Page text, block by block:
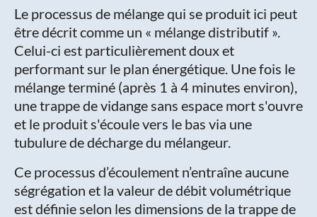
Le processus de mélange qui se produit ici peut
être décrit comme un « mélange distributif ».
Celui-ci est particulièrement doux et
performant sur le plan énergétique. Une fois le
mélange terminé (après 1 à 4 minutes environ),
une trappe de vidange sans espace mort s'ouvre
et le produit s'écoule vers le bas via une
tubulure de décharge du mélangeur.
Ce processus d’écoulement n’entraîne aucune
ségrégation et la valeur de débit volumétrique
est définie selon les dimensions de la trappe de